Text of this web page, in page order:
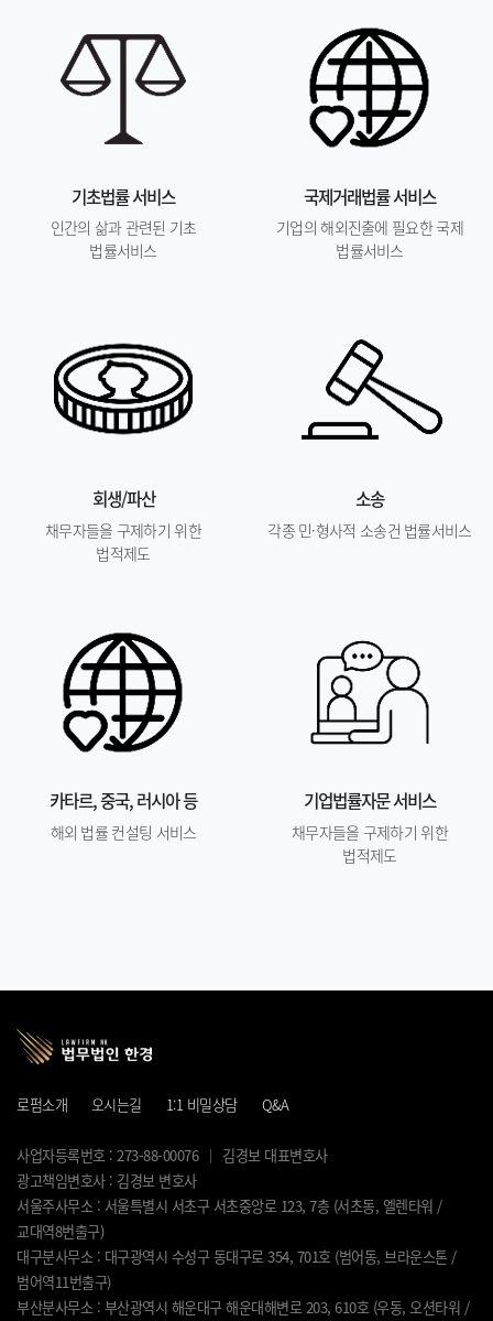
기초법률 서비스
인간의 삶과 관련된 기초
법률서비스
국제거래법률 서비스
기업의 해외진출에 필요한 국제
법률서비스
회생/파산
채무자들을 구제하기 위한
법적제도
소송
각종 민·형사적 소송건 법률서비스
카타르, 중국, 러시아 등
해외 법률 컨설팅 서비스
기업법률자문 서비스
채무자들을 구제하기 위한
법적제도
로펌소개 오시는길 1:1 비밀상담 Q&A
사업자등록번호 : 273-88-00076
김경보 대표변호사
광고책임변호사 : 김경보 변호사
서울주사무소 : 서울특별시 서초구 서초중앙로 123, 7층 (서초동, 엘렌타워 /
교대역8번출구)
대구분사무소 : 대구광역시 수성구 동대구로 354, 701호 (범어동, 브라운스톤 /
범어역11번출구)
부산분사무소 : 부산광역시 해운대구 해운대해변로 203, 610호 (우동, 오션타워 /